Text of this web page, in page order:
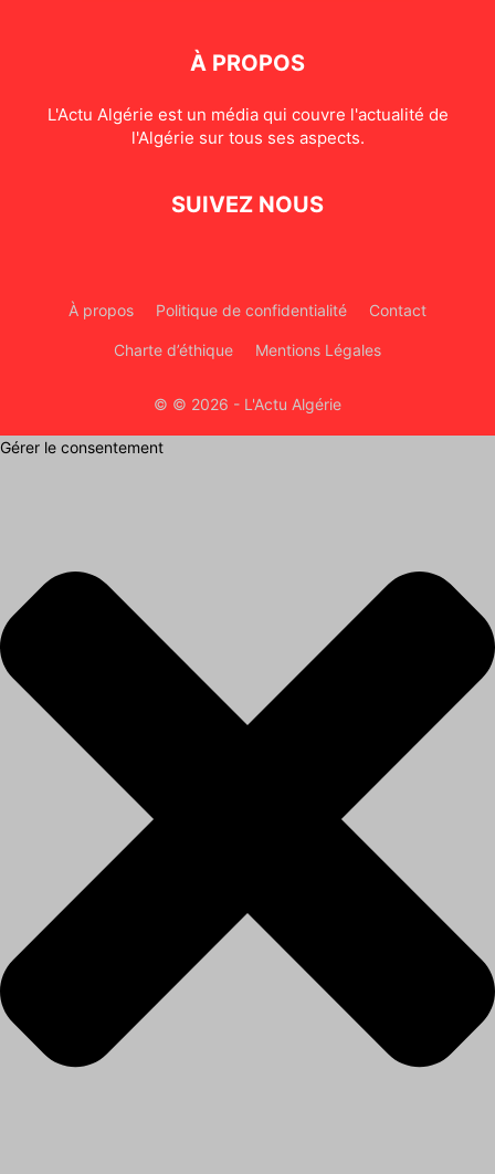
À PROPOS
L'Actu Algérie est un média qui couvre l'actualité de
l'Algérie sur tous ses aspects.
SUIVEZ NOUS
À propos Politique de confidentialité Contact
Charte d’éthique Mentions Légales
© © 2026 - L'Actu Algérie
Gérer le consentement